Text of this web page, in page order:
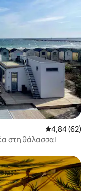
Μέση
4,84 (62)
στη θάλασσα!